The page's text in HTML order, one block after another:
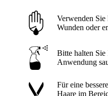
Verwenden
Wunden oder
Bitte halten
Anwendung
Für eine
Haare im